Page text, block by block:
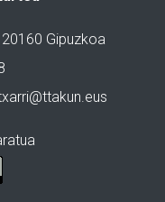
Gipuzkoa